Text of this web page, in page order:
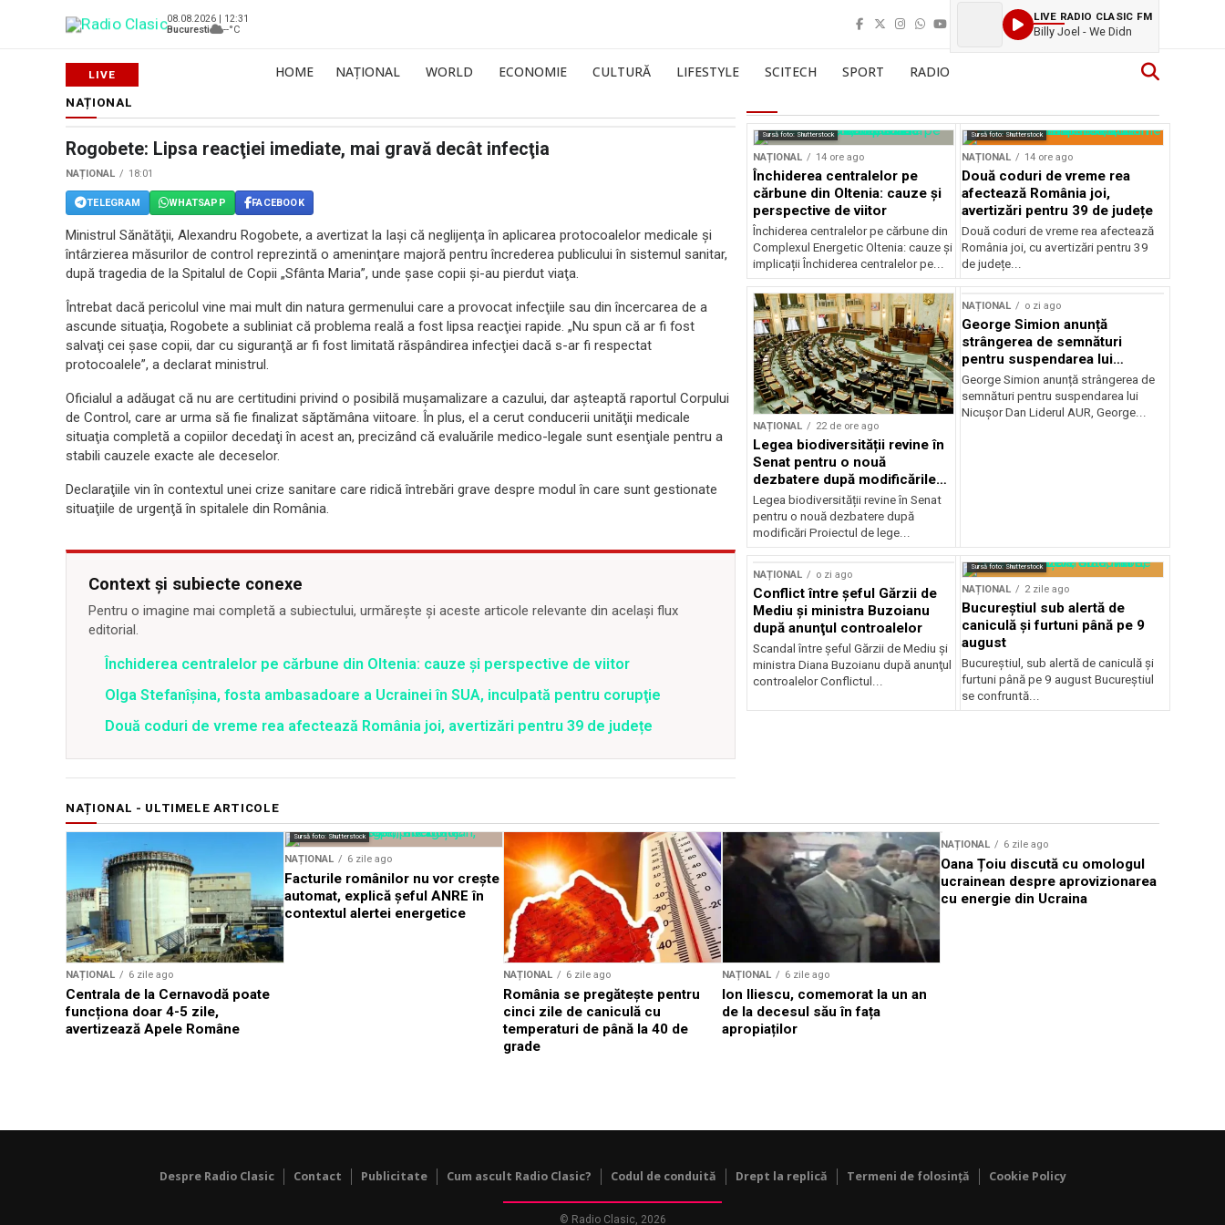
08.08.2026 | 12:31
Bucuresti
--°C
LIVE RADIO CLASIC FM
Billy Joel - We Didn
HOME NAȚIONAL WORLD ECONOMIE CULTURĂ LIFESTYLE SCITECH SPORT RADIO
NAȚIONAL
Rogobete: Lipsa reacţiei imediate, mai gravă decât infecţia
NAȚIONAL 18:01
TELEGRAM WHATSAPP FACEBOOK
Ministrul Sănătăţii, Alexandru Rogobete, a avertizat la Iaşi că neglijenţa în aplicarea protocoalelor medicale şi
întârzierea măsurilor de control reprezintă o ameninţare majoră pentru încrederea publicului în sistemul sanitar,
după tragedia de la Spitalul de Copii „Sfânta Maria”, unde şase copii şi-au pierdut viaţa.
Întrebat dacă pericolul vine mai mult din natura germenului care a provocat infecţiile sau din încercarea de a
ascunde situaţia, Rogobete a subliniat că problema reală a fost lipsa reacţiei rapide. „Nu spun că ar fi fost
salvaţi cei şase copii, dar cu siguranţă ar fi fost limitată răspândirea infecţiei dacă s-ar fi respectat
protocoalele”, a declarat ministrul.
Oficialul a adăugat că nu are certitudini privind o posibilă muşamalizare a cazului, dar aşteaptă raportul Corpului
de Control, care ar urma să fie finalizat săptămâna viitoare. În plus, el a cerut conducerii unităţii medicale
situaţia completă a copiilor decedaţi în acest an, precizând că evaluările medico-legale sunt esenţiale pentru a
stabili cauzele exacte ale deceselor.
Declaraţiile vin în contextul unei crize sanitare care ridică întrebări grave despre modul în care sunt gestionate
situaţiile de urgenţă în spitalele din România.
Context și subiecte conexe
Pentru o imagine mai completă a subiectului, urmărește și aceste articole relevante din același flux
editorial.
Închiderea centralelor pe cărbune din Oltenia: cauze și perspective de viitor
Olga Stefanîşina, fosta ambasadoare a Ucrainei în SUA, inculpată pentru corupţie
Două coduri de vreme rea afectează România joi, avertizări pentru 39 de județe
Sursă foto: Shutterstock
NAȚIONAL 14 ore ago
Închiderea centralelor pe
cărbune din Oltenia: cauze și
perspective de viitor
Închiderea centralelor pe cărbune din
Complexul Energetic Oltenia: cauze și
implicații Închiderea centralelor pe...
Sursă foto: Shutterstock
NAȚIONAL 14 ore ago
Două coduri de vreme rea
afectează România joi,
avertizări pentru 39 de județe
Două coduri de vreme rea afectează
România joi, cu avertizări pentru 39
de județe...
NAȚIONAL 22 de ore ago
Legea biodiversității revine în
Senat pentru o nouă
dezbatere după modificările
deputaților
Legea biodiversității revine în Senat
pentru o nouă dezbatere după
modificări Proiectul de lege...
NAȚIONAL o zi ago
George Simion anunță
strângerea de semnături
pentru suspendarea lui
Nicușor Dan
George Simion anunță strângerea de
semnături pentru suspendarea lui
Nicușor Dan Liderul AUR, George...
NAȚIONAL o zi ago
Conflict între şeful Gărzii de
Mediu şi ministra Buzoianu
după anunţul controalelor
Scandal între şeful Gărzii de Mediu şi
ministra Diana Buzoianu după anunţul
controalelor Conflictul...
Sursă foto: Shutterstock
NAȚIONAL 2 zile ago
Bucureștiul sub alertă de
caniculă și furtuni până pe 9
august
Bucureștiul, sub alertă de caniculă și
furtuni până pe 9 august Bucureștiul
se confruntă...
NAȚIONAL - ULTIMELE ARTICOLE
NAȚIONAL 6 zile ago
Centrala de la Cernavodă poate
funcționa doar 4-5 zile,
avertizează Apele Române
Sursă foto: Shutterstock
NAȚIONAL 6 zile ago
Facturile românilor nu vor crește
automat, explică șeful ANRE în
contextul alertei energetice
NAȚIONAL 6 zile ago
România se pregătește pentru
cinci zile de caniculă cu
temperaturi de până la 40 de
grade
NAȚIONAL 6 zile ago
Ion Iliescu, comemorat la un an
de la decesul său în fața
apropiaților
NAȚIONAL 6 zile ago
Oana Țoiu discută cu omologul
ucrainean despre aprovizionarea
cu energie din Ucraina
Despre Radio Clasic Contact Publicitate Cum ascult Radio Clasic? Codul de conduită Drept la replică Termeni de folosință Cookie Policy
© Radio Clasic, 2026